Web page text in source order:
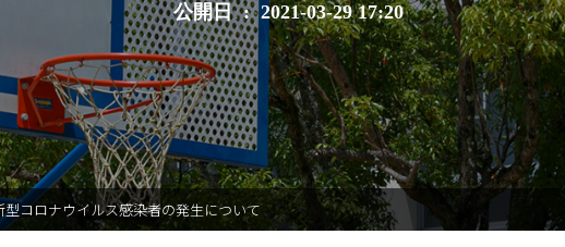
教育研究
在校生保護者の皆様へ
卒業生の方へ
PTA（育桜会）
公開日 : 2021-03-29 17:20
コロナウイルス感染者の発生について